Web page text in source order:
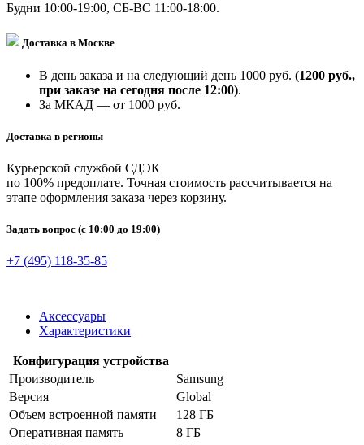
Будни 10:00-19:00, СБ-ВС 11:00-18:00.
Доставка в Москве
В день заказа и на следующий день 1000 руб. (1200 руб.,
при заказе на сегодня после 12:00).
За МКАД — от 1000 руб.
Доставка в регионы
Курьерской службой СДЭК
по 100% предоплате. Точная стоимость рассчитывается на
этапе оформления заказа через корзину.
Задать вопрос (с 10:00 до 19:00)
+7 (495) 118-35-85
Аксессуары
Характеристики
Конфигурация устройства
Производитель
Samsung
Версия
Global
Объем встроенной памяти
128 ГБ
Оперативная память
8 ГБ